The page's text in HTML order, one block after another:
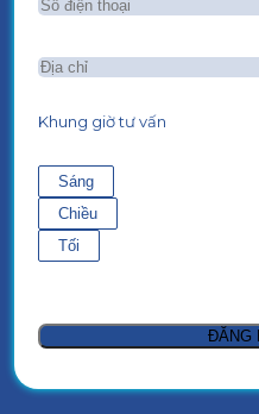
Khung giờ tư vấn
Sáng
Chiều
Tối